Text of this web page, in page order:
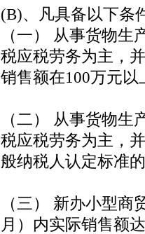
(B)、凡具备以下条
（一） 从事货物
税应税劳务为主，
销售额在100万元
（二） 从事货物
税应税劳务为主，
般纳税人认定标准
（三） 新办小型
月）内实际销售额